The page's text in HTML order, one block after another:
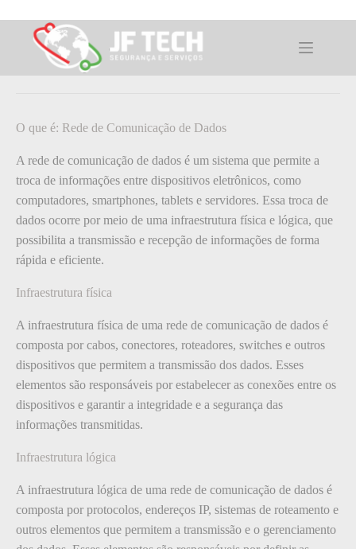
para
conteúdoO que é: Rede de Comunicação de
Dados
O que é: Rede de Comunicação de Dados
A rede de comunicação de dados é um sistema que permite a
troca de informações entre dispositivos eletrônicos, como
computadores, smartphones, tablets e servidores. Essa troca de
dados ocorre por meio de uma infraestrutura física e lógica, que
possibilita a transmissão e recepção de informações de forma
rápida e eficiente.
Infraestrutura física
A infraestrutura física de uma rede de comunicação de dados é
composta por cabos, conectores, roteadores, switches e outros
dispositivos que permitem a transmissão dos dados. Esses
elementos são responsáveis por estabelecer as conexões entre os
dispositivos e garantir a integridade e a segurança das
informações transmitidas.
Infraestrutura lógica
A infraestrutura lógica de uma rede de comunicação de dados é
composta por protocolos, endereços IP, sistemas de roteamento e
outros elementos que permitem a transmissão e o gerenciamento